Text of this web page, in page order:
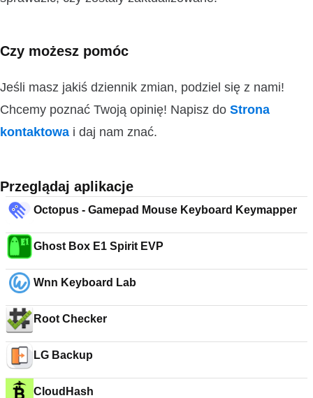
Czy możesz pomóc
Jeśli masz jakiś dziennik zmian, podziel się z nami!
Chcemy poznać Twoją opinię! Napisz do Strona
kontaktowa i daj nam znać.
Przeglądaj aplikacje
Octopus - Gamepad Mouse Keyboard Keymapper
Ghost Box E1 Spirit EVP
Wnn Keyboard Lab
Root Checker
LG Backup
CloudHash